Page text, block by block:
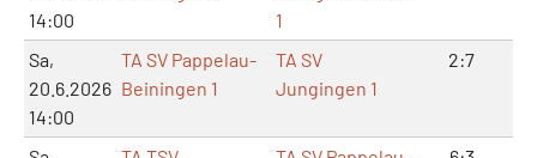
14:00
1
Sa,
20.6.2026
14:00
TA SV Pappelau-
Beiningen 1
TA SV
Jungingen 1
2:7